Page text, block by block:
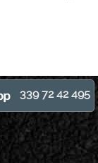
339 72 42 495